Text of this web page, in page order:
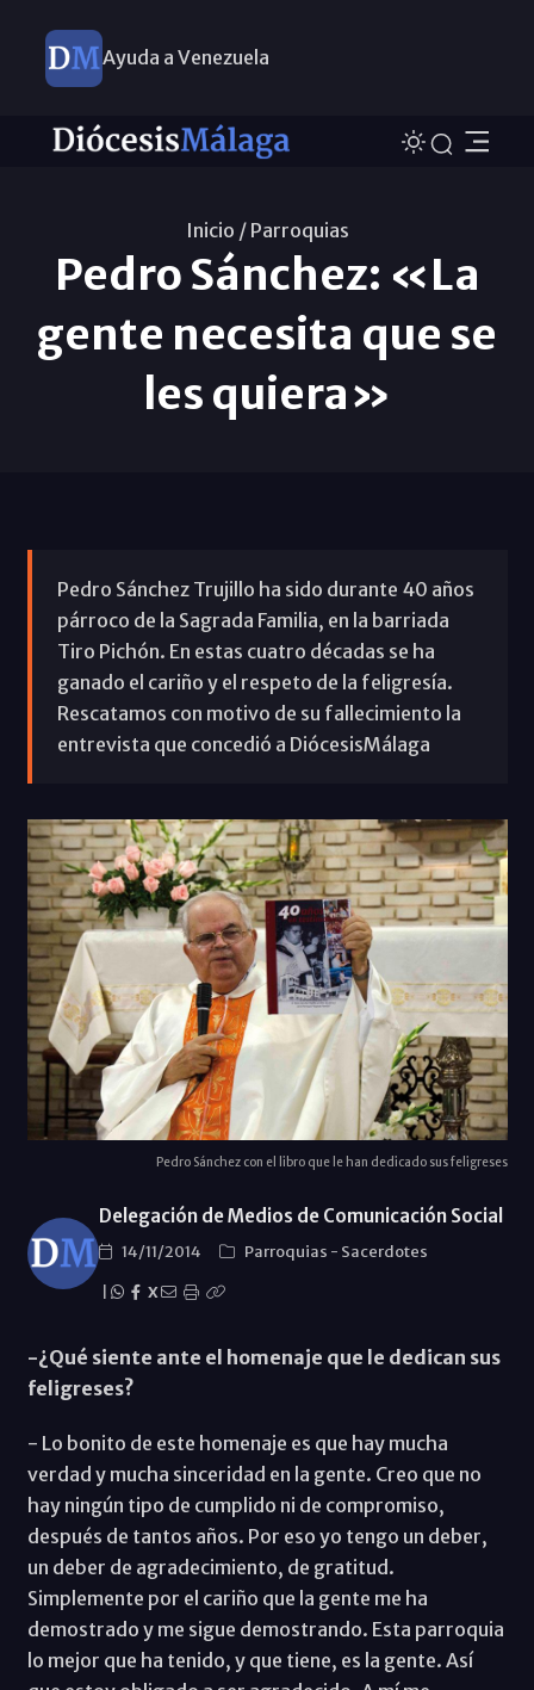
Ayuda a Venezuela
Inicio / Parroquias
Pedro Sánchez: «La
gente necesita que se
les quiera»
Pedro Sánchez Trujillo ha sido durante 40 años
párroco de la Sagrada Familia, en la barriada
Tiro Pichón. En estas cuatro décadas se ha
ganado el cariño y el respeto de la feligresía.
Rescatamos con motivo de su fallecimiento la
entrevista que concedió a DiócesisMálaga
Pedro Sánchez con el libro que le han dedicado sus feligreses
Delegación de Medios de Comunicación Social
14/11/2014 Parroquias - Sacerdotes
X
-¿Qué siente ante el homenaje que le dedican sus
feligreses?
- Lo bonito de este homenaje es que hay mucha
verdad y mucha sinceridad en la gente. Creo que no
hay ningún tipo de cumplido ni de compromiso,
después de tantos años. Por eso yo tengo un deber,
un deber de agradecimiento, de gratitud.
Simplemente por el cariño que la gente me ha
demostrado y me sigue demostrando. Esta parroquia
lo mejor que ha tenido, y que tiene, es la gente. Así